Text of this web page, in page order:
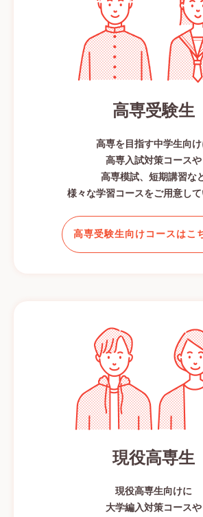
高専受験生
高専を目指す中学生向
高専入試対策コースや
高専模試、短期講習な
様々な学習コースをご用意して
高専受験生向けコースはこ
現役高専生
現役高専生向けに
大学編入対策コースや